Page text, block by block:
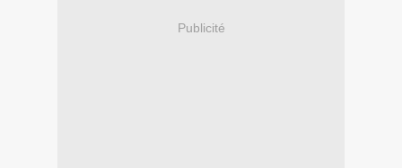
Publicité